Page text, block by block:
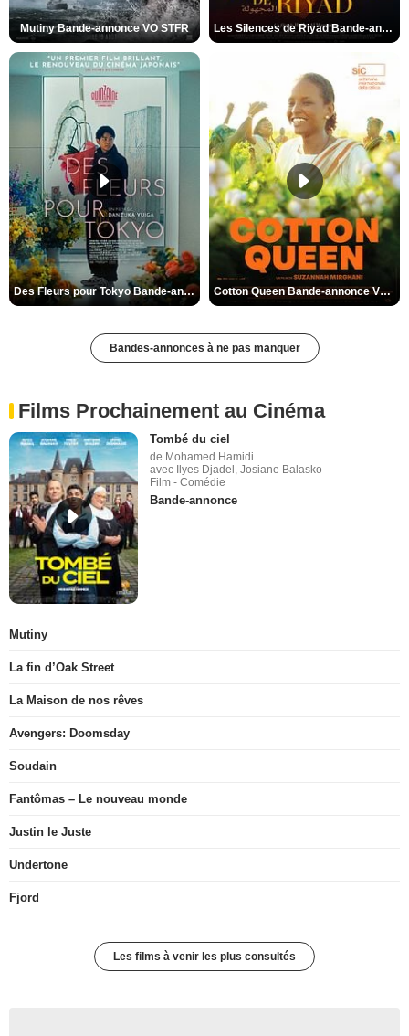
Mutiny Bande-annonce VO STFR Les Silences de Riyad Bande-annonce VO STFR
Des Fleurs pour Tokyo Bande-annonce VO STFR Cotton Queen Bande-annonce VO STFR
Bandes-annonces à ne pas manquer
Films Prochainement au Cinéma
Tombé du ciel
de Mohamed Hamidi
avec Ilyes Djadel, Josiane Balasko
Film - Comédie
Bande-annonce
Mutiny
La fin d’Oak Street
La Maison de nos rêves
Avengers: Doomsday
Soudain
Fantômas – Le nouveau monde
Justin le Juste
Undertone
Fjord
Les films à venir les plus consultés